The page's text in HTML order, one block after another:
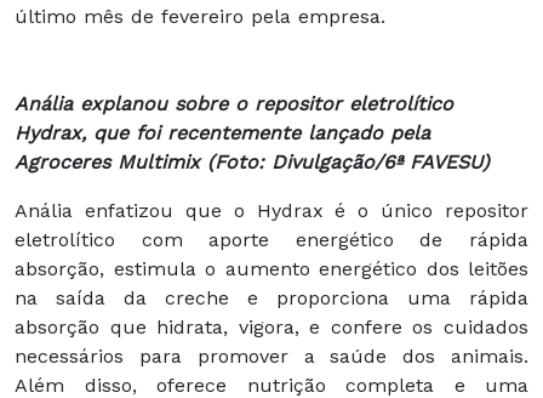
último mês de fevereiro pela empresa.
Anália explanou sobre o repositor eletrolítico
Hydrax, que foi recentemente lançado pela
Agroceres Multimix (Foto: Divulgação/6ª FAVESU)
Anália enfatizou que o Hydrax é o único repositor
eletrolítico com aporte energético de rápida
absorção, estimula o aumento energético dos leitões
na saída da creche e proporciona uma rápida
absorção que hidrata, vigora, e confere os cuidados
necessários para promover a saúde dos animais.
Além disso, oferece nutrição completa e uma